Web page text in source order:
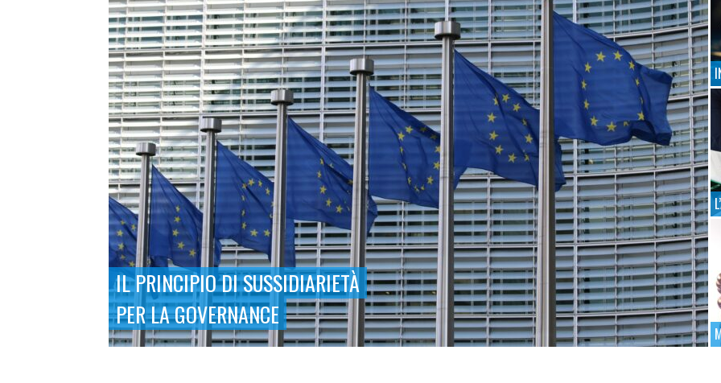
IL PRINCIPIO DI SUSSIDIARIETÀ
PER LA GOVERNANCE